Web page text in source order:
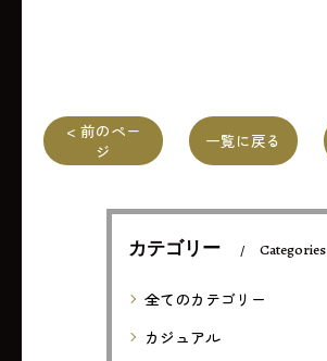
< 前のペー
ジ
一覧に戻る
カテゴリー Categories
全てのカテゴリー
カジュアル